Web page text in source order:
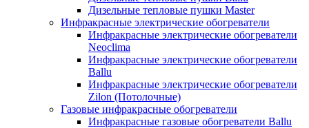
Дизельные тепловые пушки Master
Инфракрасные электрические обогреватели
Инфракрасные электрические обогреватели
Neoclima
Инфракрасные электрические обогреватели
Ballu
Инфракрасные электрические обогреватели
Zilon (Потолочные)
Газовые инфракрасные обогреватели
Инфракрасные газовые обогреватели Ballu